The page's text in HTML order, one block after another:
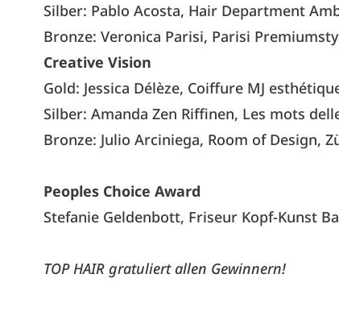
Silber: Pablo Acosta, Hair Department
Bronze: Veronica Parisi, Parisi
Creative Vision
Gold: Jessica Délèze, Coiffure MJ
Silber: Amanda Zen Riffinen, Les mots
Bronze: Julio Arciniega, Room of Design,
Peoples Choice Award
Stefanie Geldenbott, Friseur Kopf-Kunst
TOP HAIR gratuliert allen Gewinnern!